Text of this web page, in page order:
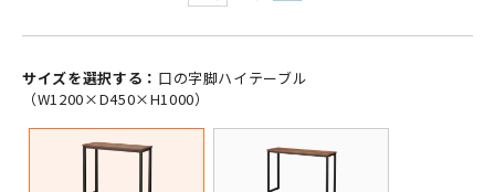
サイズを選択する： 口の字脚ハイテーブル
（W1200×D450×H1000）